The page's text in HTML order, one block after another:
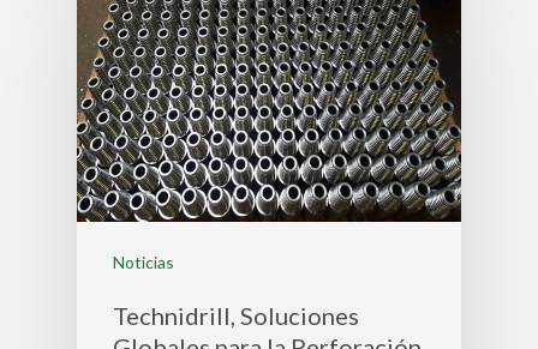
Noticias
Technidrill, Soluciones